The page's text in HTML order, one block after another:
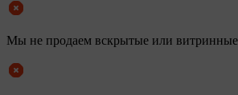
Мы не продаем вскрытые или